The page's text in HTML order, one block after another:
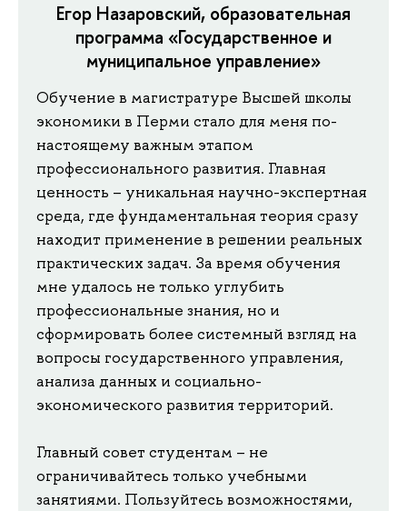
Егор Назаровский, образовательная
программа «Государственное и
муниципальное управление»
Обучение в магистратуре Высшей школы
экономики в Перми стало для меня по-
настоящему важным этапом
профессионального развития. Главная
ценность – уникальная научно-экспертная
среда, где фундаментальная теория сразу
находит применение в решении реальных
практических задач. За время обучения
мне удалось не только углубить
профессиональные знания, но и
сформировать более системный взгляд на
вопросы государственного управления,
анализа данных и социально-
экономического развития территорий.
Главный совет студентам – не
ограничивайтесь только учебными
занятиями. Пользуйтесь возможностями,